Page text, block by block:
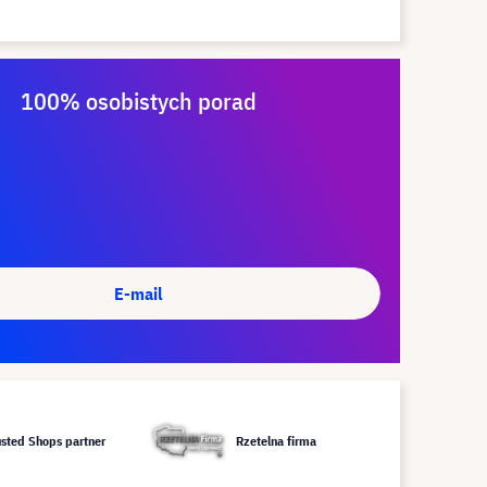
100% osobistych porad
E-mail
Shops partner Rzetelna firma